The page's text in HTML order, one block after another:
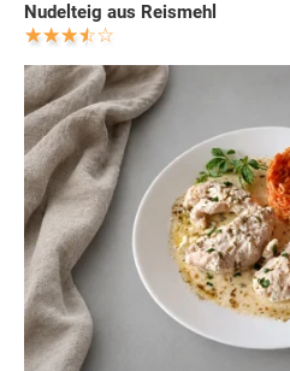
Nudelteig aus Reismehl